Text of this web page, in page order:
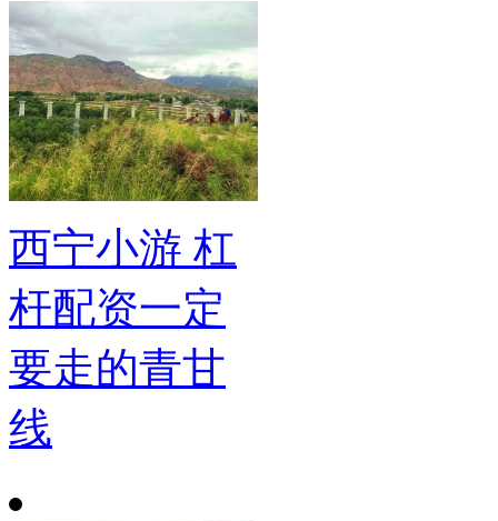
西宁小游 杠
杆配资一定
要走的青甘
线